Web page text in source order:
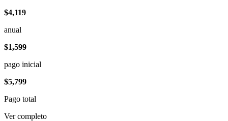
$4,119
anual
$1,599
pago inicial
$5,799
Pago total
Ver completo